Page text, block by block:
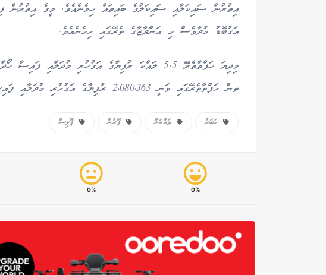
އިތުރުން ސައިކަލާއި ސައިކަލުގެ ބައިތައް ހިމެނެއެވެ. މީގެ އިތުރުން
އަގުބޮޑު މުދާވެސް މި އަންދާޒާގެ ތެރޭގައި ހިމެނެއެވެ.
މިދިޔަ ހަފްތާތެރޭ 5.5 ލައްކަ ރުފިޔާގެ އަގުހުރި
ތން ހަފްތާތެރޭގައި ވަނީ 2،080،363 ރުފިޔާގެ އަގުހުރި މުދަލާއި ފައިސާ ހޯދާފައެވެ.
ހަބަރު ވައްކަން ފޭރުން ޕޮލިސް
0%
0%